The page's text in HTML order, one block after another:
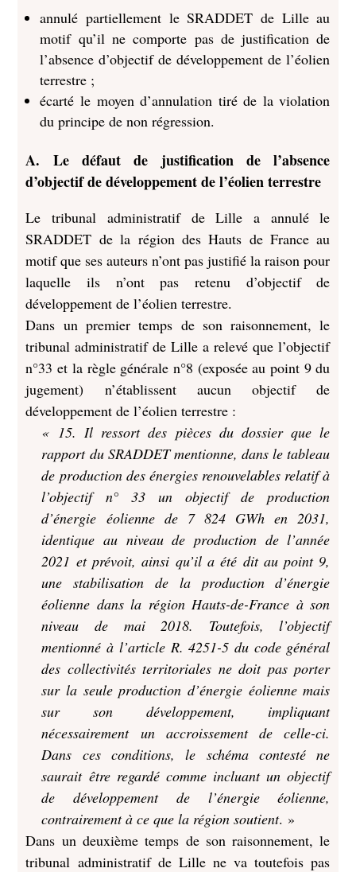
annulé partiellement le SRADDET de Lille au
motif qu’il ne comporte pas de justification de
l’absence d’objectif de développement de l’éolien
terrestre ;
écarté le moyen d’annulation tiré de la violation
du principe de non régression.
A. Le défaut de justification de l’absence
d’objectif de développement de l’éolien terrestre
Le tribunal administratif de Lille a annulé le
SRADDET de la région des Hauts de France au
motif que ses auteurs n’ont pas justifié la raison pour
laquelle ils n’ont pas retenu d’objectif de
développement de l’éolien terrestre.
Dans un premier temps de son raisonnement, le
tribunal administratif de Lille a relevé que l’objectif
n°33 et la règle générale n°8 (exposée au point 9 du
jugement) n’établissent aucun objectif de
développement de l’éolien terrestre :
« 15. Il ressort des pièces du dossier que le
rapport du SRADDET mentionne, dans le tableau
de production des énergies renouvelables relatif à
l’objectif n° 33 un objectif de production
d’énergie éolienne de 7 824 GWh en 2031,
identique au niveau de production de l’année
2021 et prévoit, ainsi qu’il a été dit au point 9,
une stabilisation de la production d’énergie
éolienne dans la région Hauts-de-France à son
niveau de mai 2018. Toutefois, l’objectif
mentionné à l’article R. 4251-5 du code général
des collectivités territoriales ne doit pas porter
sur la seule production d’énergie éolienne mais
sur son développement, impliquant
nécessairement un accroissement de celle-ci.
Dans ces conditions, le schéma contesté ne
saurait être regardé comme incluant un objectif
de développement de l’énergie éolienne,
contrairement à ce que la région soutient. »
Dans un deuxième temps de son raisonnement, le
tribunal administratif de Lille ne va toutefois pas